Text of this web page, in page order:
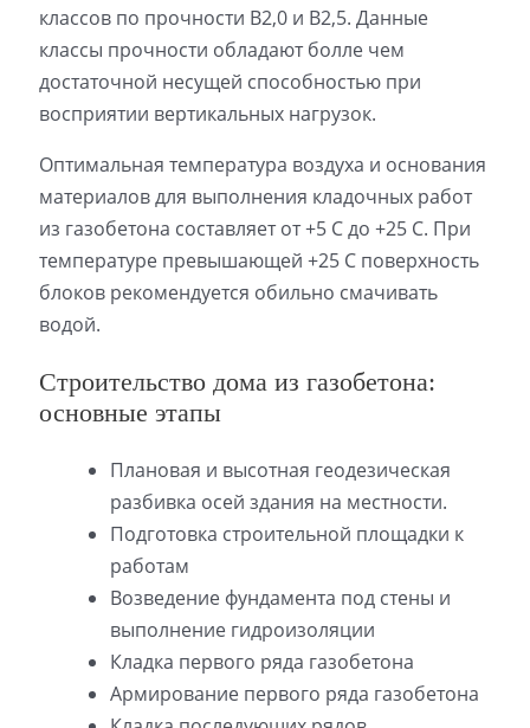
классов по прочности В2,0 и В2,5. Данные
классы прочности обладают болле чем
достаточной несущей способностью при
восприятии вертикальных нагрузок.
Оптимальная температура воздуха и основания
материалов для выполнения кладочных работ
из газобетона составляет от +5 С до +25 С. При
температуре превышающей +25 С поверхность
блоков рекомендуется обильно смачивать
водой.
Строительство дома из газобетона:
основные этапы
Плановая и высотная геодезическая
разбивка осей здания на местности.
Подготовка строительной площадки к
работам
Возведение фундамента под стены и
выполнение гидроизоляции
Кладка первого ряда газобетона
Армирование первого ряда газобетона